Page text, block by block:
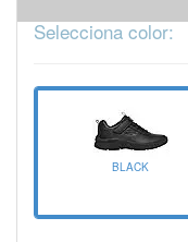
Selecciona color:
BLACK